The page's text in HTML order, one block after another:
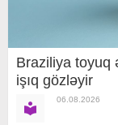
Braziliya toyuq
işıq gözləyir
06.08.2026